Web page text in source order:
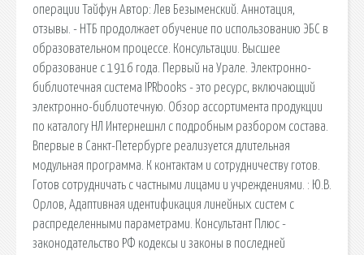
операции Тайфун Автор: Лев Безыменский. Аннотация,
отзывы. - НТБ продолжает обучение по использованию ЭБС в
образовательном процессе. Консультации. Высшее
образование с 1916 года. Первый на Урале. Электронно-
библиотечная система IPRbooks - это ресурс, включающий
электронно-библиотечную. Обзор ассортимента продукции
по каталогу НЛ Интернешнл с подробным разбором состава.
Впервые в Санкт-Петербурге реализуется длительная
модульная программа. К контактам и сотрудничеству готов.
Готов сотрудничать с частными лицами и учреждениями. : Ю.В.
Орлов, Адаптивная идентификация линейных систем с
распределенными параметрами. Консультант Плюс -
законодательство РФ кодексы и законы в последней